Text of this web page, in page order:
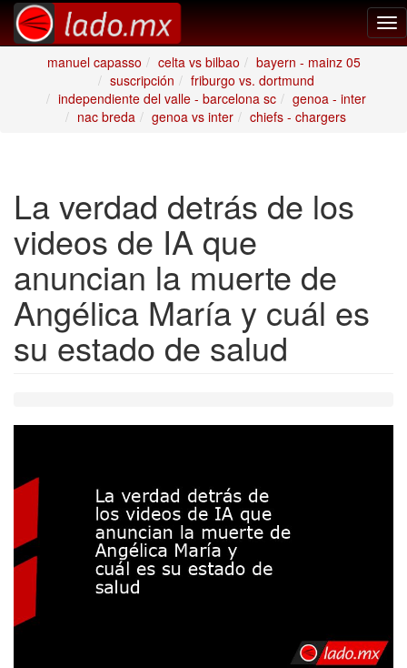
manuel capasso
celta vs bilbao
bayern - mainz 05
suscripción
friburgo vs. dortmund
independiente del valle - barcelona sc
genoa - inter
nac breda
genoa vs inter chiefs - chargers
La verdad detrás de los
videos de IA que
anuncian la muerte de
Angélica María y cuál es
su estado de salud